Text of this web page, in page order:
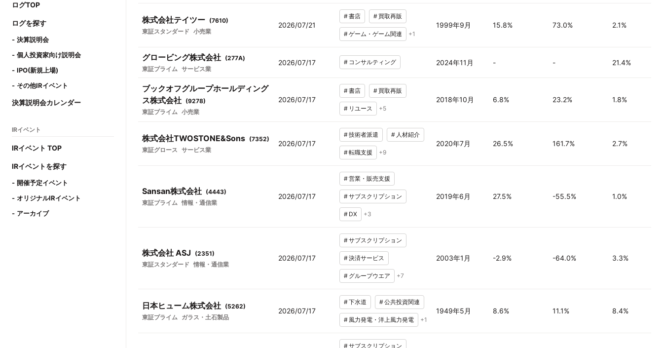
ログTOP
ログを探す
決算説明会
個人投資家向け説明会
IPO(新規上場)
その他IRイベント
決算説明会カレンダー
IRイベント
IRイベント TOP
IRイベントを探す
開催予定イベント
オリジナルIRイベント
アーカイブ
株式会社テイツー (7610)
東証スタンダード 小売業
2026/07/21
#書店 # 買取再販
#ゲーム・ゲーム関連 +1
1999年9月 15.8% 73.0% 2.1%
グロービング株式会社 (277A)
東証プライム サービス業
2026/07/17 # コンサルティング 2024年11月 - - 21.4%
ブックオフグループホールディング
ス株式会社 (9278)
東証プライム 小売業
2026/07/17
#書店 # 買取再販
# リユース +5
2018年10月 6.8% 23.2% 1.8%
株式会社TWOSTONE&Sons (7352)
東証グロース サービス業
2026/07/17
#技術者派遣 # 人材紹介
#転職支援 +9
2020年7月 26.5% 161.7% 2.7%
Sansan株式会社 (4443)
東証プライム 情報・通信業
2026/07/17
#営業・販売支援
#サブスクリプション
# DX +3
2019年6月 27.5% -55.5% 1.0%
株式会社 ASJ (2351)
東証スタンダード 情報・通信業
2026/07/17
#サブスクリプション
#決済サービス
# グループウエア +7
2003年1月 -2.9% -64.0% 3.3%
日本ヒューム株式会社 (5262)
東証プライム ガラス・土石製品
2026/07/17
#下水道 #公共投資関連
# 風力発電・洋上風力発電 +1
1949年5月 8.6% 11.1% 8.4%
#サブスクリプション